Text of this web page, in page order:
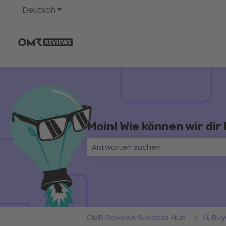
DeutschUntermenü für Übersetzungen anzeigen
Moin! Wie können wir
OMR Reviews Success Hub 🔍